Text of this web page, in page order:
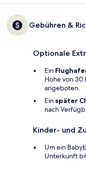
Gebühren &
Optionale
Ein
Höhe von 30
angeboten.
Ein später
nach
Kinder- und
Um ein
Unterkunft